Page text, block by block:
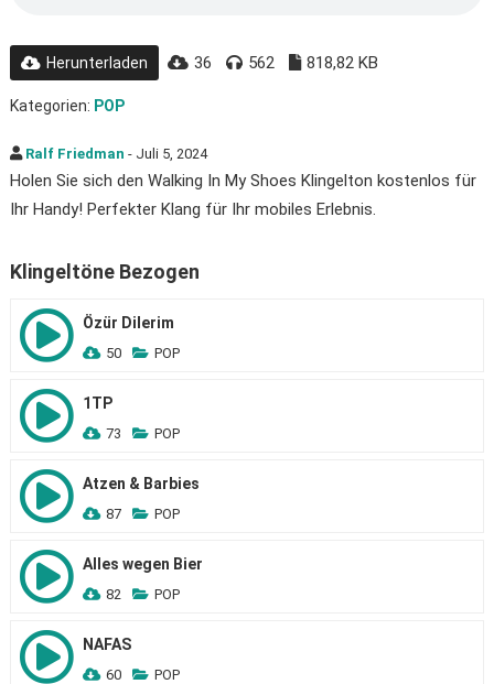
Herunterladen 36 562 818,82 KB
Kategorien: POP
Ralf Friedman - Juli 5, 2024
Holen Sie sich den Walking In My Shoes Klingelton kostenlos für
Ihr Handy! Perfekter Klang für Ihr mobiles Erlebnis.
Klingeltöne Bezogen
Özür Dilerim
50 POP
1TP
73 POP
Atzen & Barbies
87 POP
Alles wegen Bier
82 POP
NAFAS
60 POP